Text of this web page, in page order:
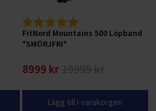
FitNord Mountains 500 Löpband
*SMÖRJFRI*
8999 kr19999 kr
Lägg till i varukorgen